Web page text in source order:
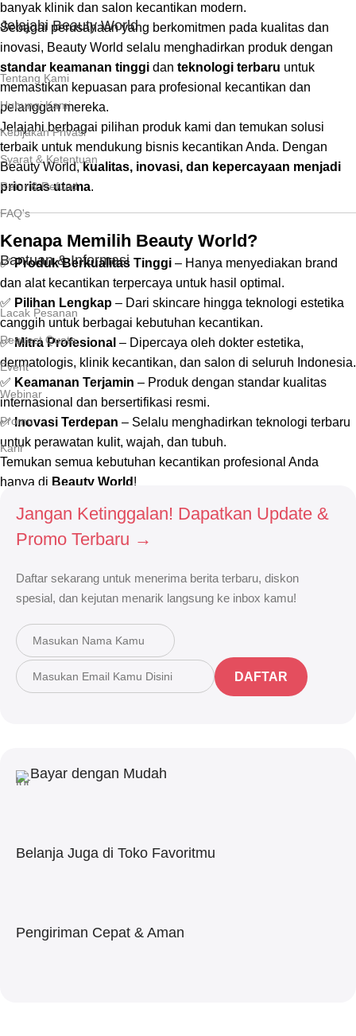
banyak klinik dan salon kecantikan modern.
Sebagai perusahaan yang berkomitmen pada kualitas dan
inovasi, Beauty World selalu menghadirkan produk dengan
standar keamanan tinggi dan teknologi terbaru untuk
memastikan kepuasan para profesional kecantikan dan
pelanggan mereka.
Jelajahi berbagai pilihan produk kami dan temukan solusi
terbaik untuk mendukung bisnis kecantikan Anda. Dengan
Beauty World,kualitas, inovasi, dan kepercayaan menjadi
prioritas utama.
Kenapa Memilih Beauty World?
✅Produk Berkualitas Tinggi – Hanya menyediakan brand
dan alat kecantikan terpercaya untuk hasil optimal.
✅ Pilihan Lengkap – Dari skincare hingga teknologi estetika
canggih untuk berbagai kebutuhan kecantikan.
✅Mitra Profesional – Dipercaya oleh dokter estetika,
dermatologis, klinik kecantikan, dan salon di seluruh Indonesia.
✅ Keamanan Terjamin – Produk dengan standar kualitas
internasional dan bersertifikasi resmi.
✅Inovasi Terdepan – Selalu menghadirkan teknologi terbaru
untuk perawatan kulit, wajah, dan tubuh.
Temukan semua kebutuhan kecantikan profesional Anda
hanya di Beauty World !
Selengkapnya
Jelajahi Beauty World
Tentang Kami
Hubungi Kami
Kebijakan Privasi
Syarat & Ketentuan
Retur & Refund
FAQ's
Bantuan & Informasi
Lacak Pesanan
Request Quote
Event
Webinar
Promo
Karir
Jangan Ketinggalan! Dapatkan Update &
Promo Terbaru →
Daftar sekarang untuk menerima berita terbaru, diskon
spesial, dan kejutan menarik langsung ke inbox kamu!
DAFTAR
Bayar dengan Mudah
Belanja Juga di Toko Favoritmu
Pengiriman Cepat & Aman